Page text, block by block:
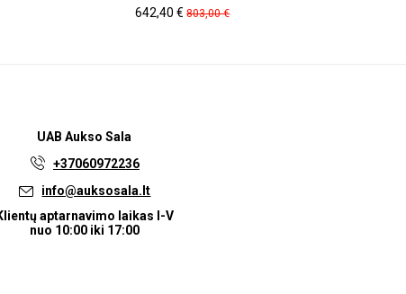
Kaina
642,40 € Pradinė
kaina
803,00 €
UABAukso Sala
+37060972236
info@auksosala.lt
aptarnavimo laikas I-V
nuo 10:00 iki 17:00